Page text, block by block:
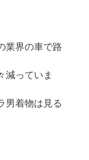
業界の車で路
減っていま
男着物は見る